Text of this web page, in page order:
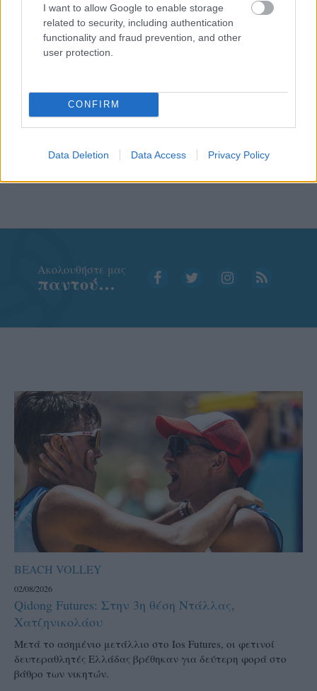
I want to allow Google to enable storage
related to security, including authentication
functionality and fraud prevention, and other
user protection.
CONFIRM
Data Deletion Data Access Privacy Policy
Aκολουθήστε μας
παντού…
BEACH VOLLEY
02/08/2026
Qidong Futures: Στην 3η θέση Ντάλλας,
Χατζηνικολάου
Μετά το ασημένιο μετάλλιο στο Ios Futures, οι φετινοί
δευτεραθλητές Ελλάδας βρέθηκαν για δεύτερη φορά στο
βάθρο των νικητών.